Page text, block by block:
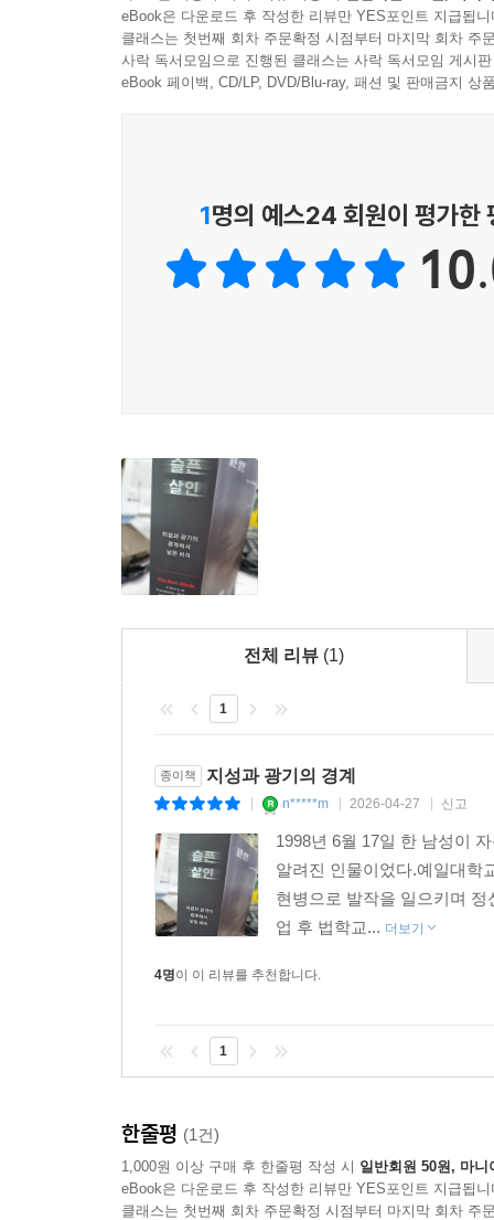
쩌면 그 자신의 상태 역시 확인해주길 원했는지도
--- p.606
마이클 본인이 희망의 상징이었듯 마이클의 영화
히 원하는 수백만 사람들에게 마이클이 어떤 의
들에게 얼마나 큰 절망을 안겨주었는지 역시 알
공포와 불안을 느끼고 있다”라고 보도했다. 마이
에도 여전히 거부하고 있던 약물을 투여하기가
열릴 가능성을 낙관적으로 보았다. “의사의 감정
--- p.668
지만 때때로 내게는 마이클이 내뱉는 말들이 위
글쓰기의 어려움에 대해 이야기하다가 포크너의
없이 편집하라는 의미였지만, 마이클의 말투는 다
조너선 로즌은 이 비극이 벌어진 과정을 정신
미국의 사회 분위기와 사회제도적 문제 등을 두
낙인찍기보다 정신질환에 무지한 사회의 희생
소설을 집필하기도 한 조너선 로즌의 섬세하면서
조현병에 대한 무지가 낳은 비극의 문학적 기록이자
조너선 로즌은 마이클의 사건이 결코 고립된
제정된 지역사회 정신보건법이나 유행처럼 번진
삼았다. 문제는 이러한 변화가 그 목적과 의도와
마이클의 경우 역시 마찬가지였다. 그는 증상이 악
있었고, 주변 사람들 또한 그의 선택을 존중해야
죽음을 불가피하게 만드는 데 일조했다.
마이클이 복약을 그만두었다는 것까지는 머나도
정당화되지 않았다. 유일한 관건은 마이클이 폭
이처럼 『슬픈 살인』은 정신질환을 둘러싼 미
환자에 대한 낙인 문제를 지적하기보다 오히려
개입이 사라질 때 어떤 비극이 벌어지는지, 나아
과거와 별반 다르지 않다. 『슬픈 살인』은 그
궁극적으로는 마이클의 비극이 정신질환을 온전
정신질환에 대한 올바른 이해와 사회적 책임의
“하지만 〈뉴욕 타임스〉는 질문할 수 있지 않았
던졌어야 합니다. 하지만 그러지 않았어요. 캐리
겁니다.” 피스 교수는 내게 할리우드를 탓하지
작품이다.
- 〈워싱턴 포스트〉
복잡한 우정의 서사이자 지적 야망의 대가에 대
조너선 로즌은 마이클의 서사를 우리 사회가 정
- 〈뉴요커〉
있다.
- E. 풀러 토리 (의학박사, 『조현병의 모든 것』 저
조너선 로즌은 의학계의 가장 큰 수수께끼 중
글을 통해 어린 시절부터 폐쇄 병동까지의 여
- 제롬 그루프먼 (하버드 의과대학 석좌교수, 『닥
조너선 로즌은 배려 깊고 섬세한 서사 속에서 소
친구라도 타인의 ‘섬세한 두뇌’는 온전히 이해할
인식의 위험에 대한 문장에서 잘 드러난다. “글
실패한 사람은, 꿈을 이루는 데 실패한 사람은
- 〈커커스〉
눈부시고 엄청난 잠재력을 지닌 한 남자의 숨막
- 〈퍼블리셔스 위클리〉
조너선 로즌의 소설가적 역량에 처음부터 사로
전문가의 장기적 치료가 필요함에도, 절망적인
있는 이들에게 필독서이며, 정신건강 정책에 영향
- 그웬 애즈헤드 (법의학 정신과 의사)
믿기 힘들 정도로 감동적이고 파노라마 같은 작
- 〈뉴욕 리뷰 오브 북스〉
eBook은 다운로드 후 작성한 리뷰만 YES포인트 지급됩니
클래스는 첫번째 회차 주문확정 시점부터 마지막 회차 주
사락 독서모임으로 진행된 클래스는 사락 독서모임 게시
eBook 페이백, CD/LP, DVD/Blu-ray, 패션 및 판매금지 상
1명의 예스24 회원이 평가한
전체 리뷰 (1)
1
종이책 지성과 광기의 경계
n*****m 2026-04-27 신고
1998년 6월 17일 한 남성이
알려진 인물이었다.예일대학
현병으로 발작을 일으키며
업 후 법학교... 더보기
4명이 이 리뷰를 추천합니다.
1
한줄평 (1건)
1,000원 이상 구매 후 한줄평 작성 시 일반회원 50원, 마니
eBook은 다운로드 후 작성한 리뷰만 YES포인트 지급됩니
클래스는 첫번째 회차 주문확정 시점부터 마지막 회차 주